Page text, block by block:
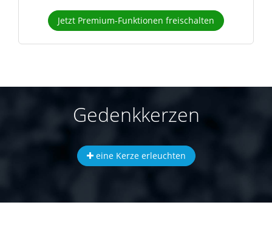
Jetzt Premium-Funktionen freischalten
Gedenkkerzen
eine Kerze erleuchten